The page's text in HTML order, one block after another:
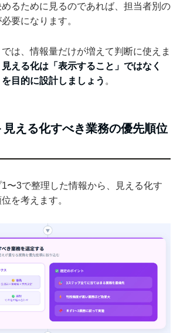
るために見るのであれば、担当者別の
要になります。
は、情報量だけが増えて判断に使えま
見える化は「表示すること」ではなく
を目的に設計しましょう 。
見える化すべき業務の優先順位
〜3で整理した情報から、見える化す
を考えます。